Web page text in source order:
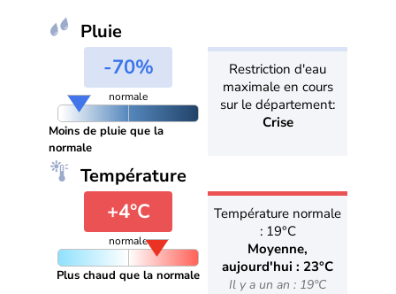
Pluie
-70%
normale
Moins de pluie que la
normale
Restriction d'eau
maximale en cours
sur le département:
Crise
Température
+4°C
normale
Plus chaud que la normale
Température normale
: 19°C
Moyenne,
aujourd'hui : 23°C
Il y a un an : 19°C